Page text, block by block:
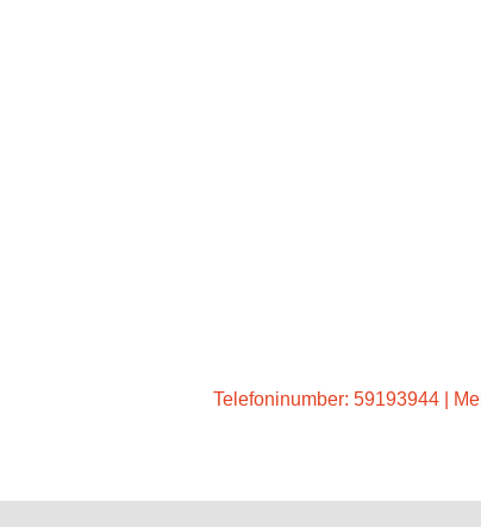
Telefoninumber: 59193944 |